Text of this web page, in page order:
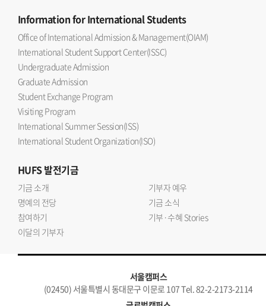
Informationfor International Students
Office of International Admission & Management(OIAM)
International Student Support Center(ISSC)
Undergraduate Admission
Graduate Admission
Student Exchange Program
Visiting Program
International Summer Session(ISS)
International Student Organization(ISO)
HUFS발전기금
기금 소개
기부자 예우
명예의 전당
기금 소식
참여하기
기부·수혜 Stories
이달의 기부자
서울캠퍼스
(02450) 서울특별시 동대문구 이문로 107 Tel. 82-2-2173-2114